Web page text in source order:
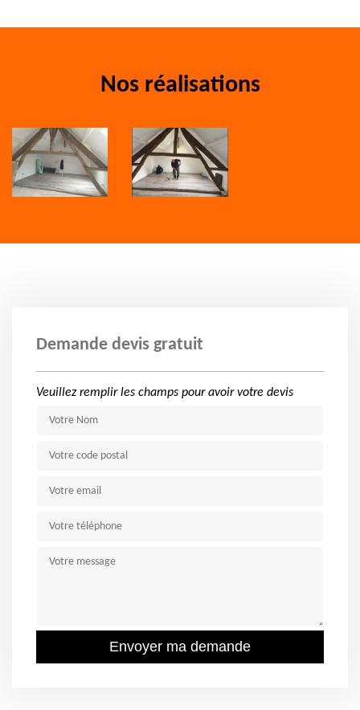
Nos réalisations
Demande devis gratuit
Veuillez remplir les champs pour avoir votre devis